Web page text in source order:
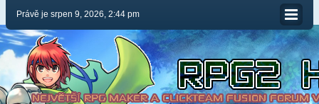
Právě je srpen 9, 2026, 2:44 pm